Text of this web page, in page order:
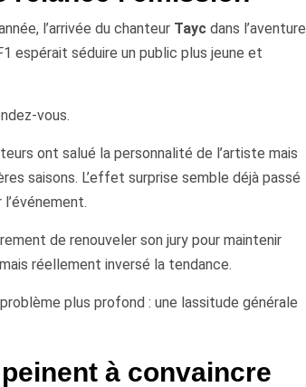
l’arrivée du chanteur Tayc dans l’aventure
espérait séduire un public plus jeune et
vous.
ont salué la personnalité de l’artiste mais
saisons. L’effet surprise semble déjà passé
de renouveler son jury pour maintenir
réellement inversé la tendance.
plus profond : une lassitude générale
à convaincre